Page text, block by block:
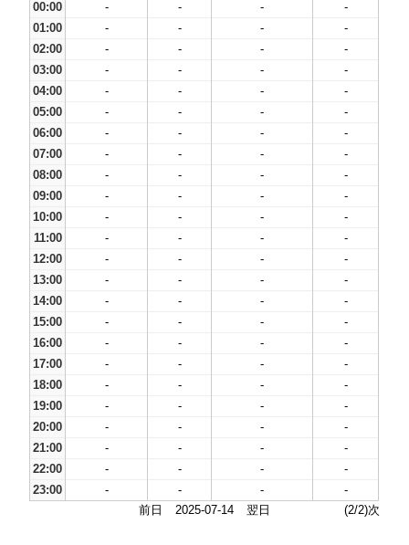
00:00
- - -
-
01:00
- - -
-
02:00
- - -
-
03:00
- - -
-
04:00
- - -
-
05:00
- - -
-
06:00
- - -
-
07:00
- - -
-
08:00
- - -
-
09:00
- - -
-
10:00
- - -
-
11:00
- - -
-
12:00
- - -
-
13:00
- - -
-
14:00
- - -
-
15:00
- - -
-
16:00
- - -
-
17:00
- - -
-
18:00
- - -
-
19:00
- - -
-
20:00
- - -
-
21:00
- - -
-
22:00
- - -
-
23:00
- - -
-
前日
2025-07-14 翌日 (2/2)次